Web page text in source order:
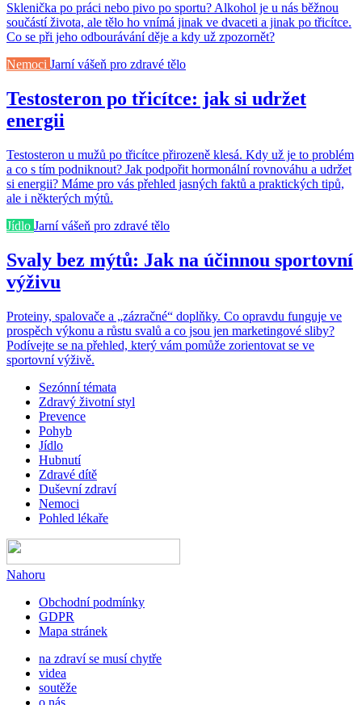
Sklenička po práci nebo pivo po sportu? Alkohol je u nás běžnou
součástí života, ale tělo ho vnímá jinak ve dvaceti a jinak po třicítce.
Co se při jeho odbourávání děje a kdy už zpozornět?
Nemoci Jarní vášeň pro zdravé tělo
Testosteron po třicítce: jak si udržet
energii
Testosteron u mužů po třicítce přirozeně klesá. Kdy už je to problém
a co s tím podniknout? Jak podpořit hormonální rovnováhu a udržet
si energii? Máme pro vás přehled jasných faktů a praktických tipů,
ale i některých mýtů.
Jídlo Jarní vášeň pro zdravé tělo
Svaly bez mýtů: Jak na účinnou sportovní
výživu
Proteiny, spalovače a „zázračné“ doplňky. Co opravdu funguje ve
prospěch výkonu a růstu svalů a co jsou jen marketingové sliby?
Podívejte se na přehled, který vám pomůže zorientovat se ve
sportovní výživě.
Sezónní témata
Zdravý životní styl
Prevence
Pohyb
Jídlo
Hubnutí
Zdravé dítě
Duševní zdraví
Nemoci
Pohled lékaře
Nahoru
Obchodní podmínky
GDPR
Mapa stránek
na zdraví se musí chytře
videa
soutěže
o nás